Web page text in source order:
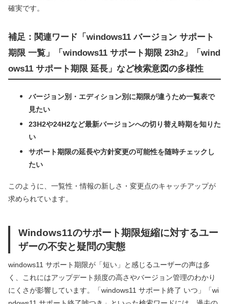
確実です。
補足：関連ワード「windows11 バージョン サポート
期限 一覧」「windows11 サポート期限 23h2」「wind
ows11 サポート期限 延長」など検索意図の多様性
バージョン別・エディション別に期限が違うため一覧表で
見たい
23H2や24H2など最新バージョンへの切り替え時期を知りた
い
サポート期限の延長や方針変更の可能性を随時チェックし
たい
このように、一覧性・情報の新しさ・変更点のキャッチアップが
求められています。
Windows11のサポート期限短縮に対するユー
ザーの不安と疑問の実態
windows11 サポート期限が「短い」と感じるユーザーの声は多
く、これにはアップデート頻度の高さやバージョン管理のわかり
にくさが影響しています。「windows11 サポート終了 いつ」「wi